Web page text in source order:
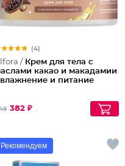
(4)
/ Крем для тела с
какао и макадамии
и питание
382 ₽
Рекомендуем